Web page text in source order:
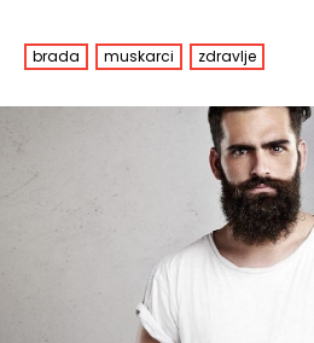
Trudnice
Fitness
VODA
MAGAZIN
Šminka
Tehnologija
KALORIJE
brada muskarci zdravlje